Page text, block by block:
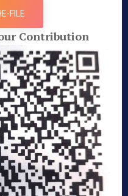
FILE
Contribution